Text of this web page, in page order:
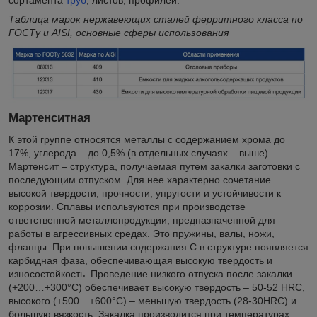
Таблица марок нержавеющих сталей ферритного класса по
ГОСТу и AISI, основные сферы использования
Мартенситная
К этой группе относятся металлы с содержанием хрома до
17%, углерода – до 0,5% (в отдельных случаях – выше).
Мартенсит – структура, получаемая путем закалки заготовки с
последующим отпуском. Для нее характерно сочетание
высокой твердости, прочности, упругости и устойчивости к
коррозии. Сплавы используются при производстве
ответственной металлопродукции, предназначенной для
работы в агрессивных средах. Это пружины, валы, ножи,
фланцы. При повышении содержания C в структуре появляется
карбидная фаза, обеспечивающая высокую твердость и
износостойкость. Проведение низкого отпуска после закалки
(+200…+300°C) обеспечивает высокую твердость – 50-52 HRC,
высокого (+500…+600°С) – меньшую твердость (28-30HRC) и
большую вязкость. Закалка производится при температурах